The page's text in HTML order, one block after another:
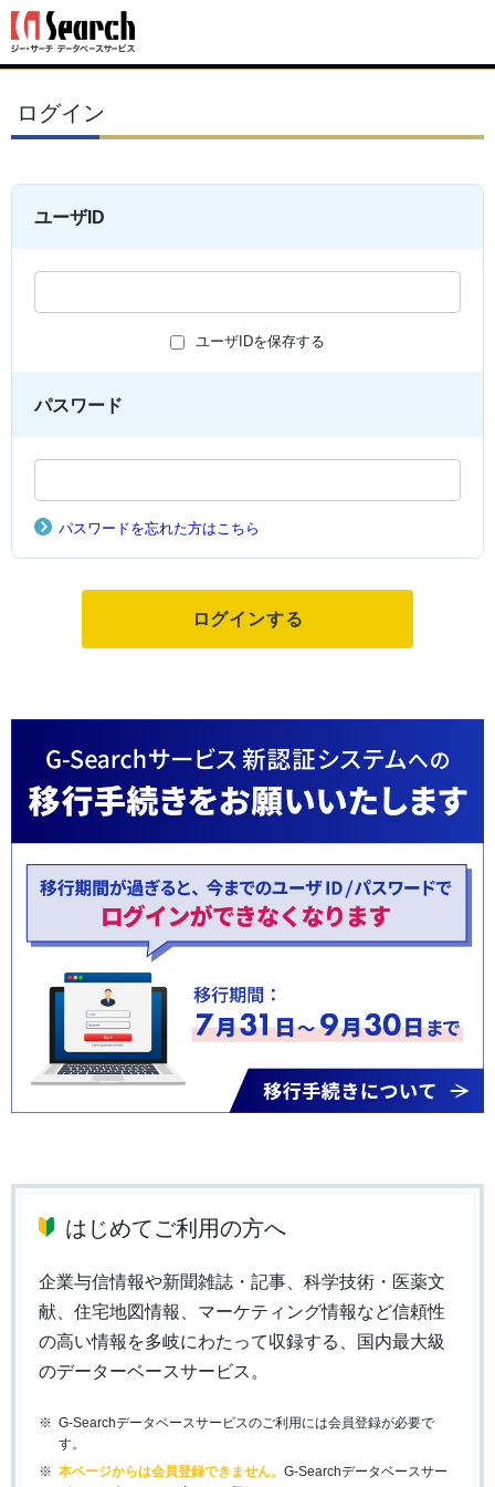
ログイン
ユーザID
ユーザIDを保存する
パスワード
パスワードを忘れた方はこちら
はじめてご利用の方へ
企業与信情報や新聞雑誌・記事、科学技術・医薬文
献、住宅地図情報、マーケティング情報など信頼性
の高い情報を多岐にわたって収録する、国内最大級
のデーターベースサービス。
G-Searchデータベースサービスのご利用には会員登録が必要で
す。
本ページからは会員登録できません。 G-Searchデータベースサー